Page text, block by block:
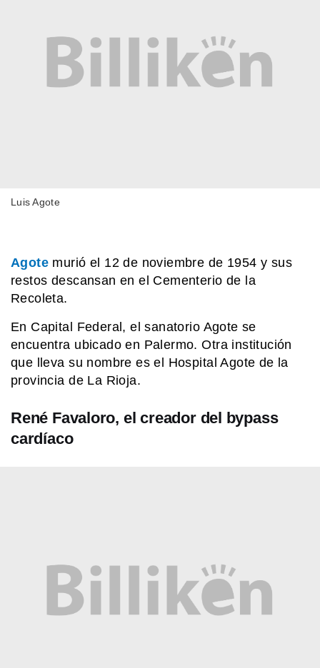
Luis Agote
Agote murió el 12 de noviembre de 1954 y sus
restos descansan en el Cementerio de la
Recoleta.
En Capital Federal, el sanatorio Agote se
encuentra ubicado en Palermo. Otra institución
que lleva su nombre es el Hospital Agote de la
provincia de La Rioja.
René Favaloro, el creador del bypass
cardíaco